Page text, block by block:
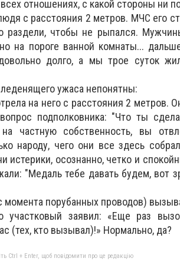
отношениях, с какой стороны ни
с расстояния 2 метров. МЧС его
раздели, чтобы не рыпался.
на пороге ванной комнаты...
долго, а мы трое суток
ужаса непонятны:
на него с расстояния 2 метров.
подполковника: "Что ты
частную собственность, вы
народу, чего они все здесь
истерики, осознанно, четко и
"Медаль тебе давать будем, вот
момента порубанных проводов)
участковый заявил: «Еще раз
(тех, кто вызывал)!» Нормально, да?
Ctrl + Enter, щоб повідомити про це редакцію